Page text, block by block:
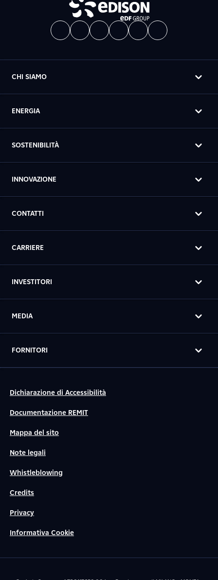
CHI SIAMO
ENERGIA
SOSTENIBILITÀ
INNOVAZIONE
CONTATTI
CARRIERE
INVESTITORI
MEDIA
FORNITORI
Dichiarazione di Accessibilità
Documentazione REMIT
Mappa del sito
Note legali
Whistleblowing
Credits
Privacy
Informativa Cookie